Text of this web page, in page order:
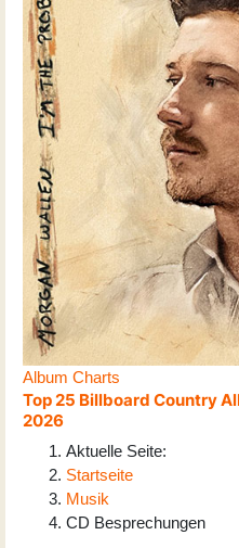
Album Charts
Top 25 Billboard Country
2026
Aktuelle Seite:
Startseite
Musik
CD Besprechungen